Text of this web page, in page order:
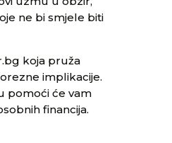
ne bi smjele biti
koja pruža
implikacije.
pomoći će vam
financija.